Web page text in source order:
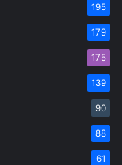
195
179
175
139
90
88
61